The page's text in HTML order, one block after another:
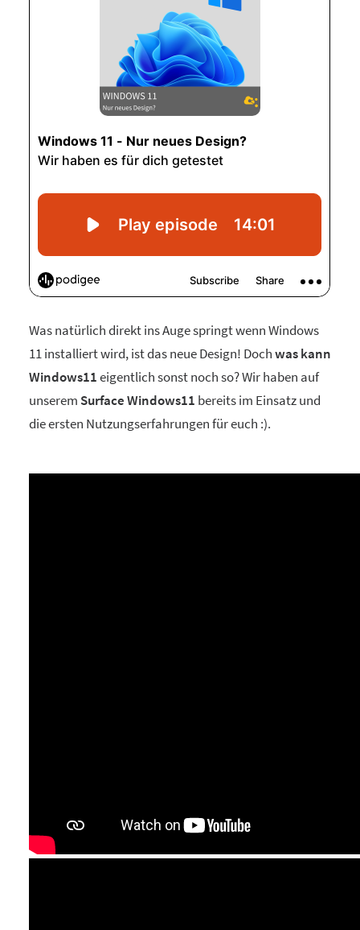
Was natürlich direkt ins Auge springt wenn Windows
11 installiert wird, ist das neue Design! Dochwas kann
Windows11eigentlich sonst noch so? Wir haben auf
unserem Surface Windows11 bereits im Einsatz und
die ersten Nutzungserfahrungen für euch :).